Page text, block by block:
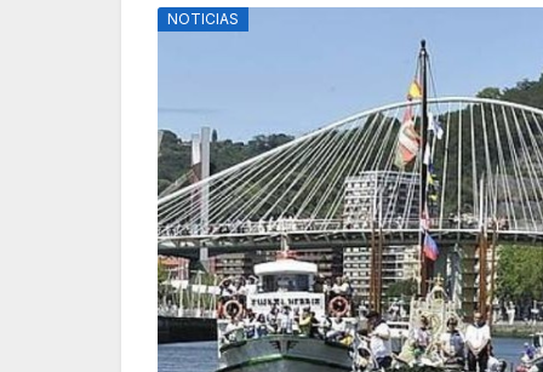
NOTICIAS